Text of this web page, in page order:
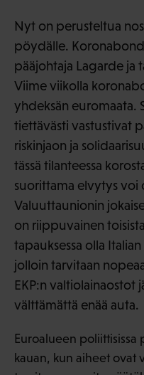
Nyt on perusteltua
pöydälle.
pääjohtaja Lagarde ja
Viime viikolla
yhdeksän euromaata.
tiettävästi vastustivat
riskinjaon ja
tässä tilanteessa
suorittama elvytys voi
Valuuttaunionin
on riippuvainen
tapauksessa olla
jolloin tarvitaan
EKP:n valtiolainaostot
välttämättä enää auta.
Euroalueen poliittisissa
kauan, kun aiheet ovat